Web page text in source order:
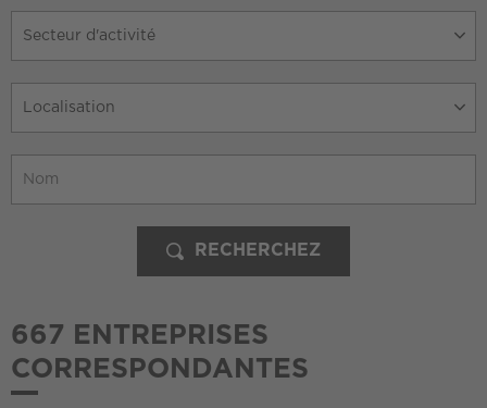
Secteur d'activité
Localisation
RECHERCHEZ
667 ENTREPRISES
CORRESPONDANTES